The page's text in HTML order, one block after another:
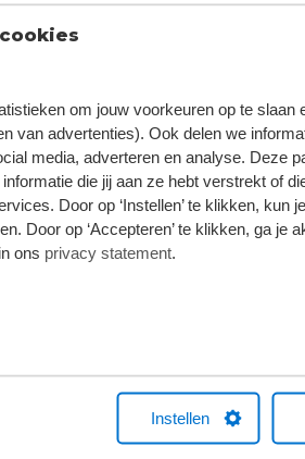
om jouw voorkeuren op te slaan
van advertenties). Ook delen we
media, adverteren en analyse. Deze
die jij aan ze hebt verstrekt of
Door op ‘Instellen’ te klikken, kun
Door op ‘Accepteren’ te klikken, ga je
ons privacy statement.
Instellen
de klant te lopen, zodat deze
met een team vol leuke
samen met jouw werkgever
bij Broekhuis Lease!
spreek ik een
over zijn auto